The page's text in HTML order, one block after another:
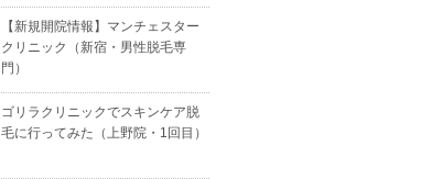
【新規開院情報】マンチェスター
クリニック（新宿・男性脱毛専
門）
ゴリラクリニックでスキンケア脱
毛に行ってみた（上野院・1回目）